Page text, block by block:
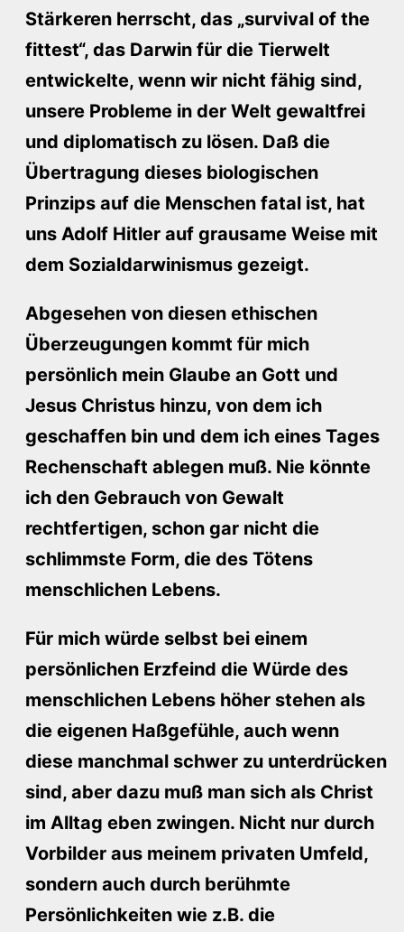
Stärkeren herrscht, das „survival of the
fittest“, das Darwin für die Tierwelt
entwickelte, wenn wir nicht fähig sind,
unsere Probleme in der Welt gewaltfrei
und diplomatisch zu lösen. Daß die
Übertragung dieses biologischen
Prinzips auf die Menschen fatal ist, hat
uns Adolf Hitler auf grausame Weise mit
dem Sozialdarwinismus gezeigt.
Abgesehen von diesen ethischen
Überzeugungen kommt für mich
persönlich mein Glaube an Gott und
Jesus Christus hinzu, von dem ich
geschaffen bin und dem ich eines Tages
Rechenschaft ablegen muß. Nie könnte
ich den Gebrauch von Gewalt
rechtfertigen, schon gar nicht die
schlimmste Form, die des Tötens
menschlichen Lebens.
Für mich würde selbst bei einem
persönlichen Erzfeind die Würde des
menschlichen Lebens höher stehen als
die eigenen Haßgefühle, auch wenn
diese manchmal schwer zu unterdrücken
sind, aber dazu muß man sich als Christ
im Alltag eben zwingen. Nicht nur durch
Vorbilder aus meinem privaten Umfeld,
sondern auch durch berühmte
Persönlichkeiten wie z.B. die